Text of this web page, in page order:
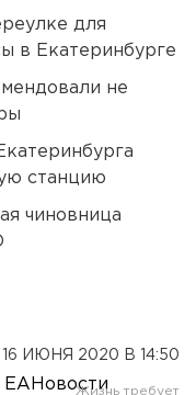
для
в Екатеринбурге
не
станцию
чиновница
16 ИЮНЯ 2020 В 14:50
ЕАНовости